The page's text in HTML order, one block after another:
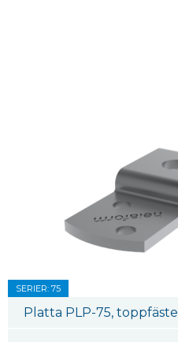
SERIER: 75
Platta PLP-75, toppfäste